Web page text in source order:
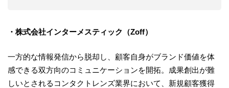
・株式会社インターメスティック（Zoff）
一方的な情報発信から脱却し、顧客自身がブランド価値を体
感できる双方向のコミュニケーションを開拓。成果創出が難
しいとされるコンタクトレンズ業界において、新規顧客獲得